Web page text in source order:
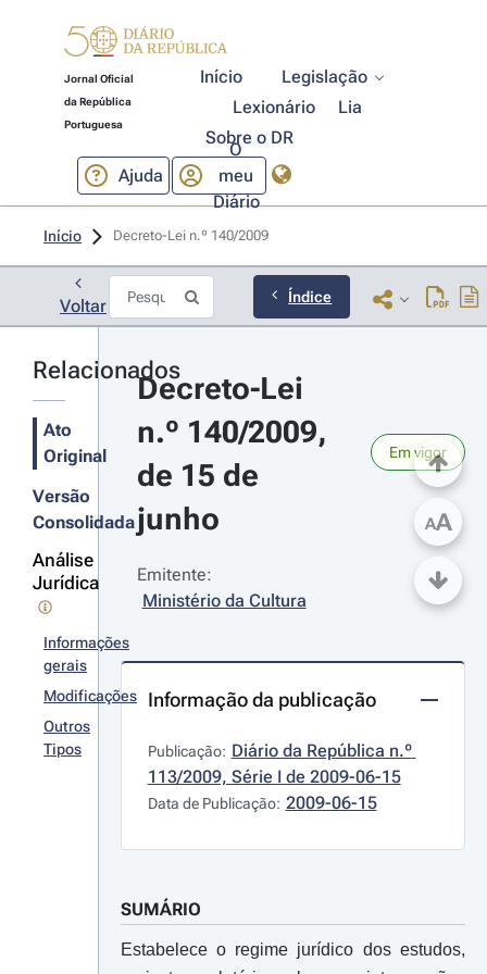
Jornal Oficial
da República
Portuguesa
Início
Legislação
Lexionário
Lia
Sobre o DR
Ajuda
O
meu
Diário
Início Decreto-Lei n.º 140/2009
Voltar Índice
Relacionados
Ato
Original
Versão
Consolidada
Análise
Jurídica
Informações
gerais
Modificações
Outros
Tipos
Decreto-Lei
n.º 140/2009,
de 15 de
junho
Em vigor
Emitente:
Ministério da Cultura
Informação da publicação
Publicação: Diário da República n.º
113/2009, Série I de 2009-06-15
Data de Publicação: 2009-06-15
SUMÁRIO
Estabelece o regime jurídico dos estudos,
AA